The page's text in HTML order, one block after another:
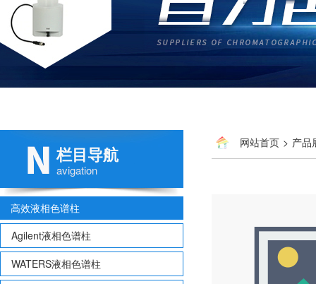
栏目导航
avigation
高效液相色谱柱
Agilent液相色谱柱
WATERS液相色谱柱
网站首页 > 产品